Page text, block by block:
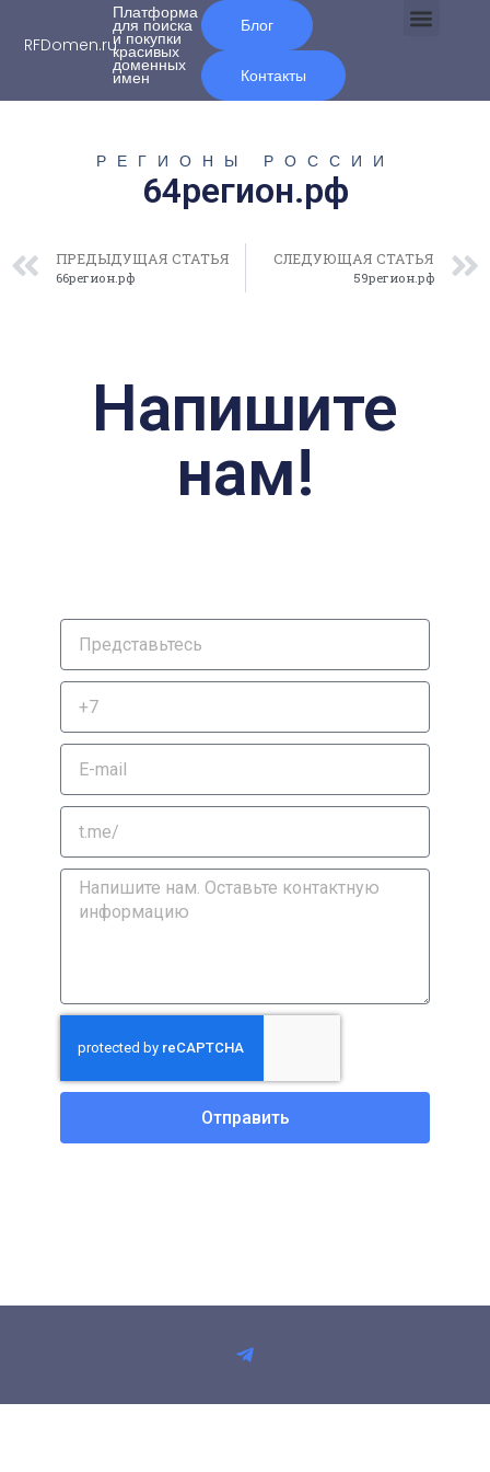
RFDomen.ru
Платформа
для поиска
и покупки
красивых
доменных
имен
Блог
Контакты
РЕГИОНЫ РОССИИ
64регион.рф
ПРЕДЫДУЩАЯ СТАТЬЯ
66регион.рф
СЛЕДУЮЩАЯ СТАТЬЯ
59регион.рф
Напишите
нам!
Отправить